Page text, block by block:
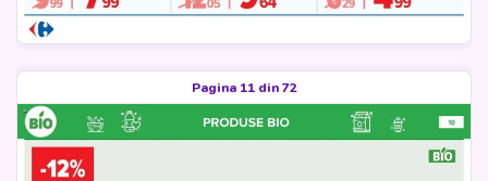
Pagina 11 din 72